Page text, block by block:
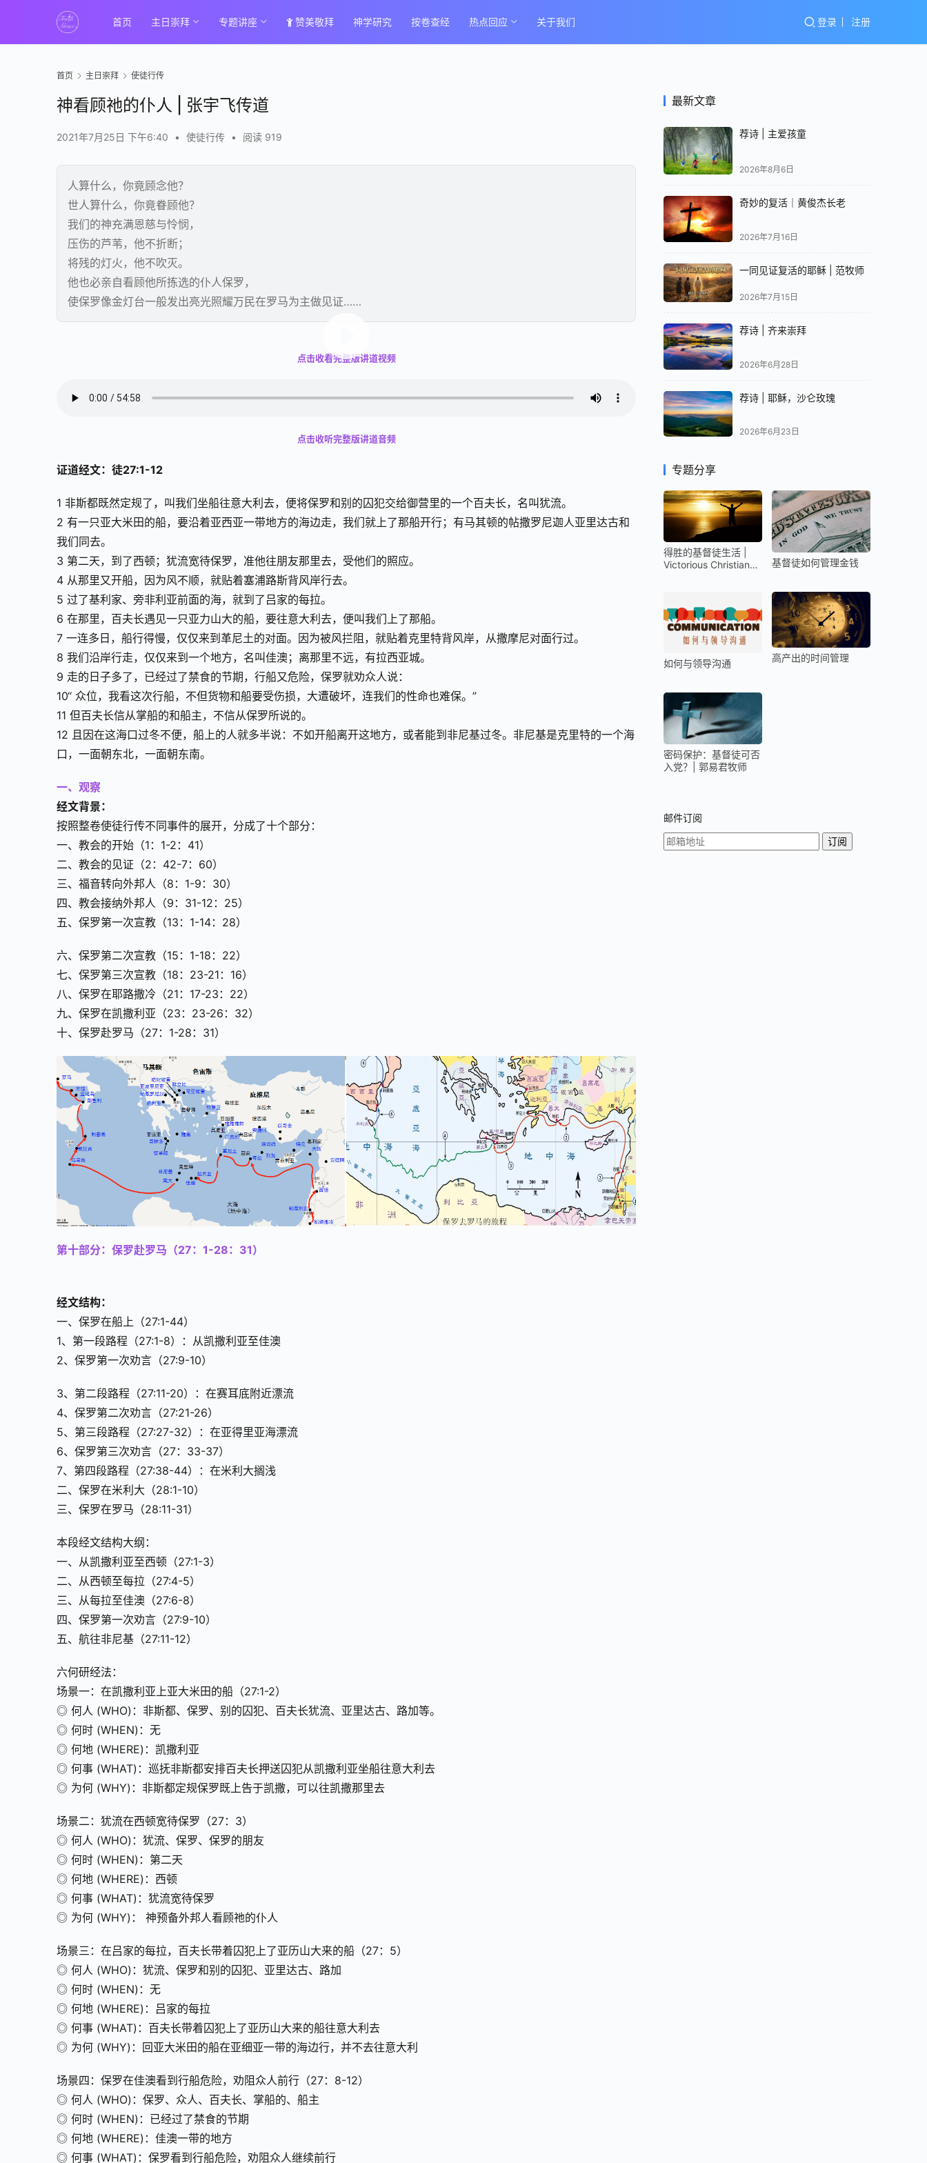
首页 主日崇拜 专题讲座 赞美敬拜 神学研究 按卷查经 热点回应 关于我们 登录 注册
首页 主日崇拜 使徒行传
神看顾祂的仆人 | 张宇飞传道
2021年7月25日 下午6:40 • 使徒行传 • 阅读 919
人算什么，你竟顾念他？
世人算什么，你竟眷顾他？
我们的神充满恩慈与怜悯，
压伤的芦苇，他不折断；
将残的灯火，他不吹灭。
他也必亲自看顾他所拣选的仆人保罗，
使保罗像金灯台一般发出亮光照耀万民在罗马为主做见证……
00:00 / 55:06
点击收看完整版讲道视频
点击收听完整版讲道音频
证道经文：徒27:1-12
1 非斯都既然定规了，叫我们坐船往意大利去，便将保罗和别的囚犯交给御营里的一个百夫长，名叫犹流。
2 有一只亚大米田的船，要沿着亚西亚一带地方的海边走，我们就上了那船开行；有马其顿的帖撒罗尼迦人亚里达古和
我们同去。
3 第二天，到了西顿；犹流宽待保罗，准他往朋友那里去，受他们的照应。
4 从那里又开船，因为风不顺，就贴着塞浦路斯背风岸行去。
5 过了基利家、旁非利亚前面的海，就到了吕家的每拉。
6 在那里，百夫长遇见一只亚力山大的船，要往意大利去，便叫我们上了那船。
7 一连多日，船行得慢，仅仅来到革尼土的对面。因为被风拦阻，就贴着克里特背风岸，从撒摩尼对面行过。
8 我们沿岸行走，仅仅来到一个地方，名叫佳澳；离那里不远，有拉西亚城。
9 走的日子多了，已经过了禁食的节期，行船又危险，保罗就劝众人说：
10“ 众位，我看这次行船，不但货物和船要受伤损，大遭破坏，连我们的性命也难保。”
11 但百夫长信从掌船的和船主，不信从保罗所说的。
12 且因在这海口过冬不便，船上的人就多半说：不如开船离开这地方，或者能到非尼基过冬。非尼基是克里特的一个海
口，一面朝东北，一面朝东南。
一、观察
经文背景：
按照整卷使徒行传不同事件的展开，分成了十个部分：
一、教会的开始（1：1-2：41）
二、教会的见证（2：42-7：60）
三、福音转向外邦人（8：1-9：30）
四、教会接纳外邦人（9：31-12：25）
五、保罗第一次宣教（13：1-14：28）
六、保罗第二次宣教（15：1-18：22）
七、保罗第三次宣教（18：23-21：16）
八、保罗在耶路撒冷（21：17-23：22）
九、保罗在凯撒利亚（23：23-26：32）
十、保罗赴罗马（27：1-28：31）
第十部分：保罗赴罗马（27：1-28：31）
经文结构：
一、保罗在船上（27:1-44）
1、第一段路程（27:1-8）：从凯撒利亚至佳澳
2、保罗第一次劝言（27:9-10）
3、第二段路程（27:11-20）：在赛耳底附近漂流
4、保罗第二次劝言（27:21-26）
5、第三段路程（27:27-32）：在亚得里亚海漂流
6、保罗第三次劝言（27：33-37）
7、第四段路程（27:38-44）：在米利大搁浅
二、保罗在米利大（28:1-10）
三、保罗在罗马（28:11-31）
本段经文结构大纲：
一、从凯撒利亚至西顿（27:1-3）
二、从西顿至每拉（27:4-5）
三、从每拉至佳澳（27:6-8）
四、保罗第一次劝言（27:9-10）
五、航往非尼基（27:11-12）
六何研经法：
场景一：在凯撒利亚上亚大米田的船（27:1-2）
◎ 何人 (WHO)：非斯都、保罗、别的囚犯、百夫长犹流、亚里达古、路加等。
◎ 何时 (WHEN)：无
◎ 何地 (WHERE)：凯撒利亚
◎ 何事 (WHAT)：巡抚非斯都安排百夫长押送囚犯从凯撒利亚坐船往意大利去
◎ 为何 (WHY)：非斯都定规保罗既上告于凯撒，可以往凯撒那里去
场景二：犹流在西顿宽待保罗（27：3）
◎ 何人 (WHO)：犹流、保罗、保罗的朋友
◎ 何时 (WHEN)：第二天
◎ 何地 (WHERE)：西顿
◎ 何事 (WHAT)：犹流宽待保罗
◎ 为何 (WHY)： 神预备外邦人看顾祂的仆人
场景三：在吕家的每拉，百夫长带着囚犯上了亚历山大来的船（27：5）
◎ 何人 (WHO)：犹流、保罗和别的囚犯、亚里达古、路加
◎ 何时 (WHEN)：无
◎ 何地 (WHERE)：吕家的每拉
◎ 何事 (WHAT)：百夫长带着囚犯上了亚历山大来的船往意大利去
◎ 为何 (WHY)：回亚大米田的船在亚细亚一带的海边行，并不去往意大利
场景四：保罗在佳澳看到行船危险，劝阻众人前行（27：8-12）
◎ 何人 (WHO)：保罗、众人、百夫长、掌船的、船主
◎ 何时 (WHEN)：已经过了禁食的节期
◎ 何地 (WHERE)：佳澳一带的地方
◎ 何事 (WHAT)：保罗看到行船危险，劝阻众人继续前行
最新文章
荐诗 | 主爱孩童
2026年8月6日
奇妙的复活｜黄俊杰长老
2026年7月16日
一同见证复活的耶稣 | 范牧师
2026年7月15日
荐诗 | 齐来崇拜
2026年6月28日
荐诗 | 耶稣，沙仑玫瑰
2026年6月23日
专题分享
得胜的基督徒生活 |
Victorious Christian
基督徒如何管理金钱
如何与领导沟通 高产出的时间管理
密码保护：基督徒可否
入党？| 郭易君牧师
邮件订阅